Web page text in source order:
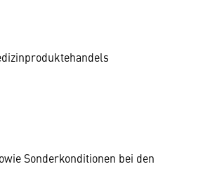
Sonderkonditionen bei den